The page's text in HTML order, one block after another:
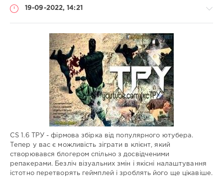
19-09-2022, 14:21
Administrator
CS 1.6 ТРУ - фірмова збірка від популярного ютубера.
Тепер у вас є можливість зіграти в клієнт, який
створювався блогером спільно з досвідченими
репакерами. Безліч візуальних змін і якісні налаштування
істотно перетворять геймплей і зроблять його ще цікавіше.